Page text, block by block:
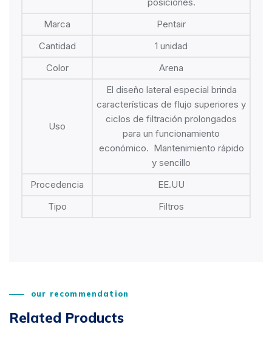
Marca
Pentair
Cantidad
1 unidad
Color
Arena
Uso
El diseño lateral especial brinda
características de flujo superiores y
ciclos de filtración prolongados
para un funcionamiento
económico. Mantenimiento rápido
y sencillo
Procedencia
EE.UU
Tipo
Filtros
our recommendation
Related Products